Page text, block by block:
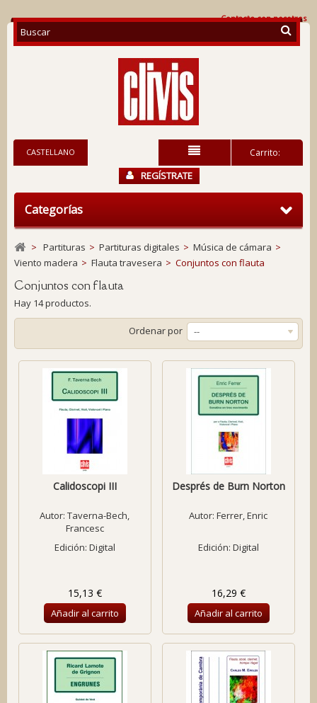
Contacte con nosotros
Carrito:
CASTELLANO
REGÍSTRATE
Categorías
> Partituras > Partituras digitales > Música de cámara >
Viento madera > Flauta travesera > Conjuntos con flauta
Conjuntos con flauta
Hay 14 productos.
Ordenar por --
Calidoscopi III
Autor:Taverna-Bech,
Francesc
Edición: Digital
15,13 €
Añadir al carrito
Després de Burn Norton
Autor:Ferrer, Enric
Edición: Digital
16,29 €
Añadir al carrito